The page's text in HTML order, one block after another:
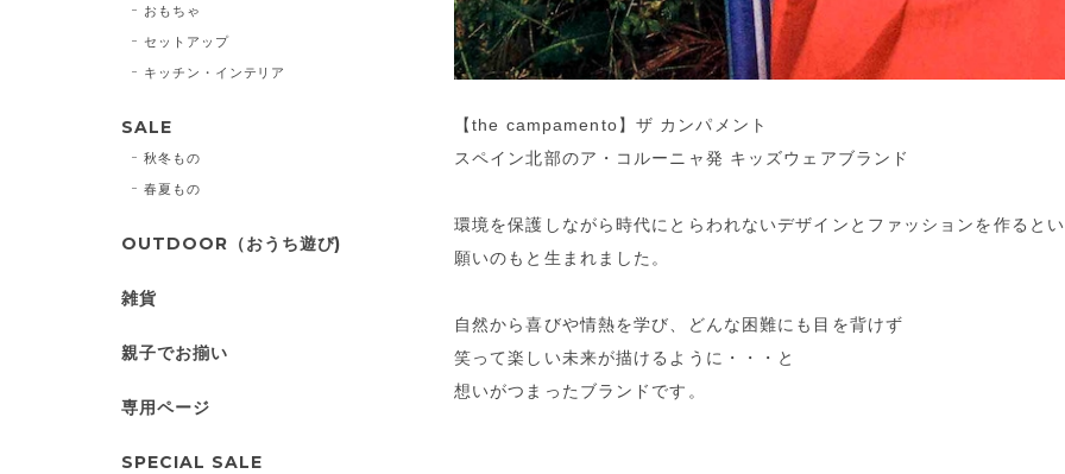
【the campamento】ザ カンパメント
スペイン北部のア・コルーニャ発 キッズウェアブランド
環境を保護しながら時代にとらわれないデザインとファッションを作ると
願いのもと生まれました。
自然から喜びや情熱を学び、どんな困難にも目を背けず
笑って楽しい未来が描けるように・・・と
想いがつまったブランドです。
おもちゃ
セットアップ
キッチン・インテリア
SALE
秋冬もの
春夏もの
OUTDOOR（おうち遊び)
雑貨
親子でお揃い
専用ページ
SPECIAL SALE